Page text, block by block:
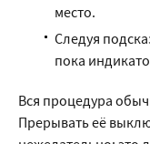
место.
Следуя
пока
Вся процедура
Прерывать её